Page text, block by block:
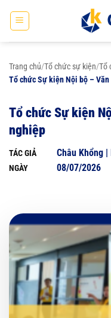
Trang chủ/Tổ chức sự kiện/Tổ
Tổ chức Sự kiện Nội bộ –
Tổ chức Sự kiện
nghiệp
TÁC GIẢ Châu Khổng
NGÀY 08/07/2026